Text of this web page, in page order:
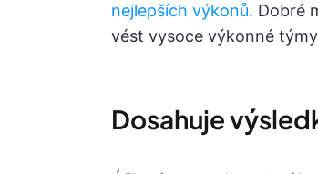
nejlepších výkonů. Dobré
vést vysoce výkonné
Dosahuje